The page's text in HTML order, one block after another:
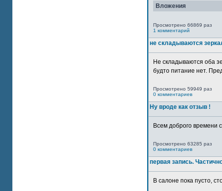
Вложения
Просмотрено 66869 раз
1 комментарий
не складываются
Не складываются оба
будто питание нет.
Просмотрено 59949 раз
0 комментариев
Ну вроде как отзыв !
Всем доброго времени
Просмотрено 63285 раз
0 комментариев
первая запись.
В салоне пока пусто,